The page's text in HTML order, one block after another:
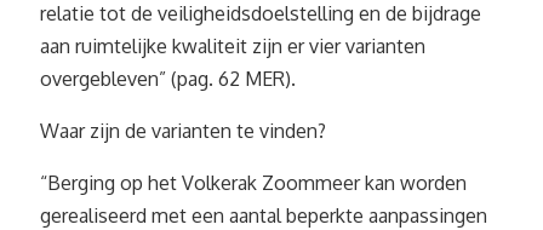
relatie tot de veiligheidsdoelstelling en de bijdrage
aan ruimtelijke kwaliteit zijn er vier varianten
overgebleven” (pag. 62 MER).
Waar zijn de varianten te vinden?
“Berging op het Volkerak Zoommeer kan worden
gerealiseerd met een aantal beperkte aanpassingen